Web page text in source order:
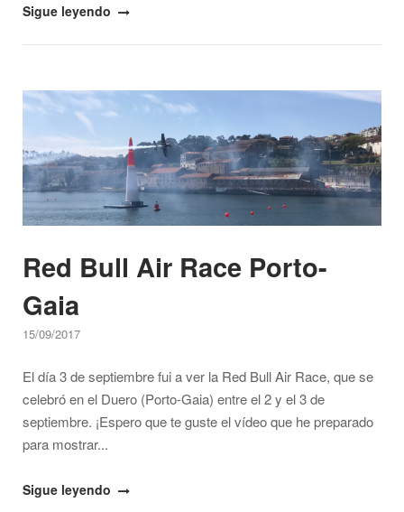
"Descubre
Exprés”
V
de
Viajar
en
Sigue leyendo
Open post
Red Bull Air Race Porto-
Gaia
15/09/2017
El día 3 de septiembre fui a ver la Red Bull Air Race, que se
celebró en el Duero (Porto-Gaia) entre el 2 y el 3 de
septiembre. ¡Espero que te guste el vídeo que he preparado
para mostrar...
"Red
Sigue leyendo